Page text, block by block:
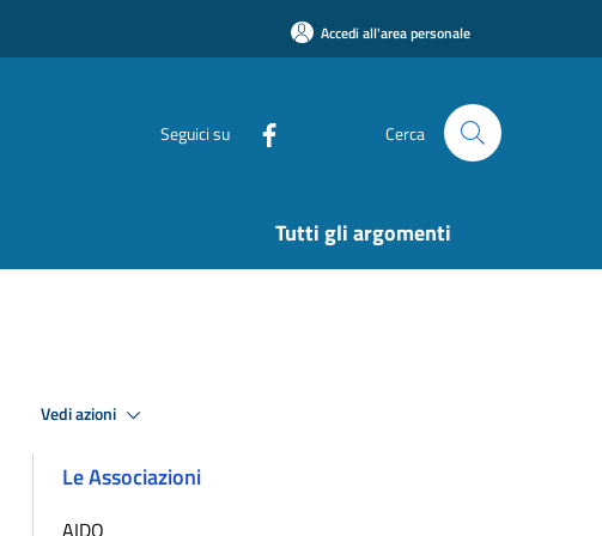
Accedi all'area personale
Seguici su Cerca
Tutti gli argomenti
Vedi azioni
Le Associazioni
AIDO